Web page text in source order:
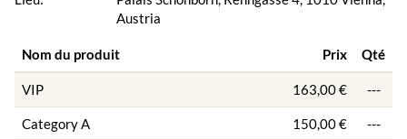
Austria
Nom du produit Prix Qté
VIP 163,00 € ---
Category A 150,00 € ---